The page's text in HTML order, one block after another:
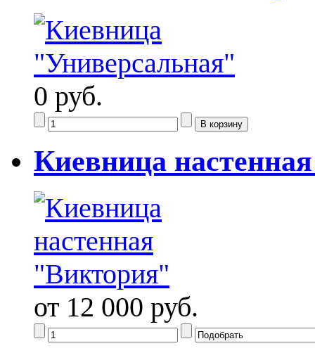
0 руб.
Киевница
от 12 000 руб.